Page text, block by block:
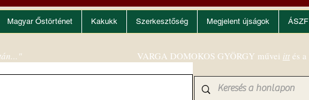
Magyar Őstörténet Kakukk Szerkesztőség Megjelent újságok ÁSZF
VARGA DOMOKOS GYÖRGY művei itt és a